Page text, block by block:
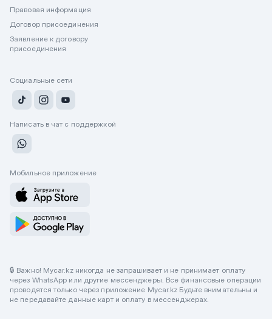
Правовая информация
Договор присоединения
Заявление к договору
присоединения
Социальные сети
Написать в чат с поддержкой
Мобильное приложение
🔒 Важно! Mycar.kz никогда не запрашивает и не принимает оплату
через WhatsApp или другие мессенджеры. Все финансовые операции
проводятся только через приложение Mycar.kz Будьте внимательны и
не передавайте данные карт и оплату в мессенджерах.